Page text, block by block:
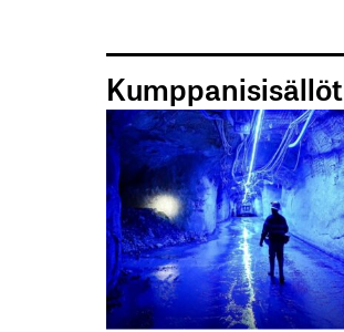
Kumppanisisällöt